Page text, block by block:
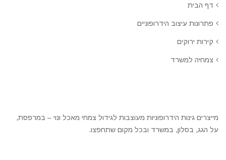
דף הבית
פתרונות עיצוב הידרופוניים
קירות ירוקים
צמחיה למשרד
מייצרים גינות הידרופוניות מעוצבות לגידול צמחי מאכל ונוי – במרפסת,
על הגג, בסלון, במשרד ובכל מקום שתחפצו.